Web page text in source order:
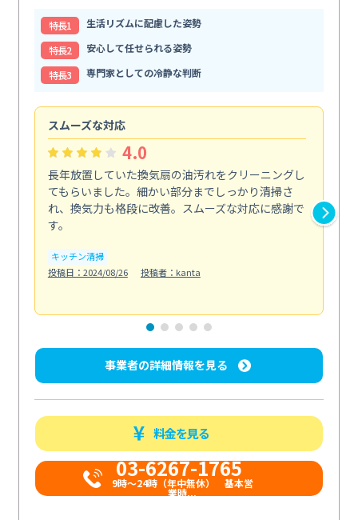
特⻑1
生活リズムに配慮した姿勢
特⻑2
安心して任せられる姿勢
特⻑3
専門家としての冷静な判断
スムーズな対応
4.0
長年放置していた換気扇の油汚れをクリーニングし
てもらいました。細かい部分までしっかり清掃さ
れ、換気力も格段に改善。スムーズな対応に感謝で
す。
キッチン清掃
投稿日：2024/08/26
投稿者：kanta
事業者の詳細情報を見る
料金を見る
03-6267-1765
9時〜24時（年中無休） 基本営
業時...